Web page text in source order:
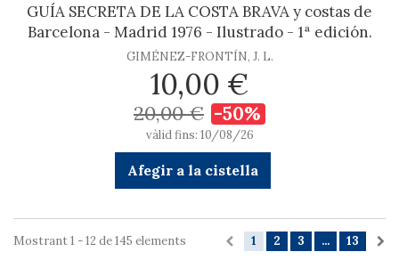
GUÍA SECRETA DE LA COSTA BRAVA y costas de
Barcelona - Madrid 1976 - Ilustrado - 1ª edición.
GIMÉNEZ-FRONTÍN, J. L.
10,00 €
20,00 € -50%
vàlid fins: 10/08/26
Afegir a la cistella
1 2 3 ... 13
Mostrant 1 - 12 de 145 elements